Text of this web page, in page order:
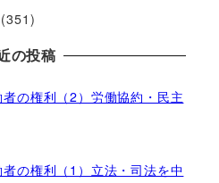
(351)
の投稿
の権利（2）労働協約・民主
の権利（1）立法・司法を中